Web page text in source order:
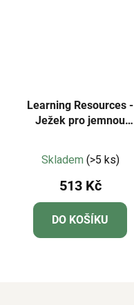
Learning Resources -
Ježek pro jemnou
hodnocení
produktu
je
5,0
z
Skladem (>5 ks)
513 Kč
DO KOŠÍKU